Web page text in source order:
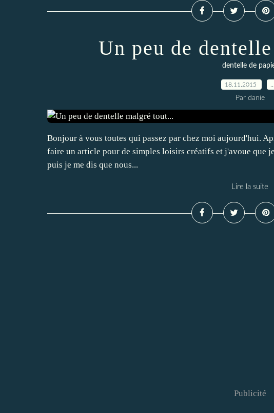
Un peu de
dentelle de
18.11.2015
Par danie
Bonjour à vous toutes qui passez par chez moi aujourd'hui.
faire un article pour de simples loisirs créatifs et j'avoue que
puis je me dis que nous...
Lire la suite
Publicité